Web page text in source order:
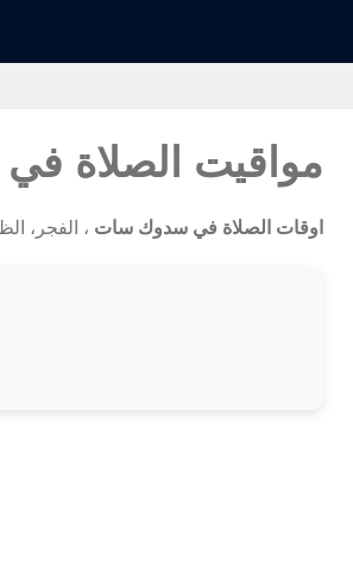
مواقيت الصلاة
اوقات الصلاة في سدوك سات ، الفجر،